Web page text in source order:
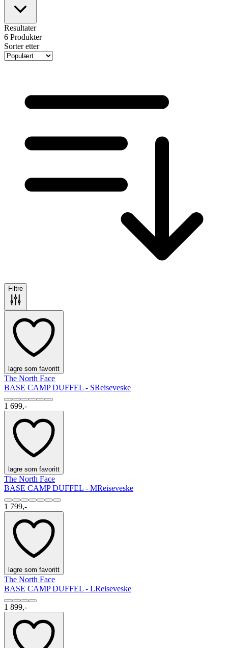
Resultater
6 Produkter
Sorter etter
Filtre
lagre som favoritt
The North Face
BASE CAMP DUFFEL - SReiseveske
1 699,-
lagre som favoritt
The North Face
BASE CAMP DUFFEL - MReiseveske
1 799,-
lagre som favoritt
The North Face
BASE CAMP DUFFEL - LReiseveske
1 899,-